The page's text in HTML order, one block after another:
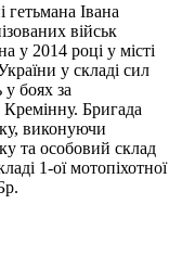
гетьмана Івана
військ
у 2014 році у місті
у складі сил
боях за
Бригада
виконуючи
та особовий склад
1-ої мотопіхотної